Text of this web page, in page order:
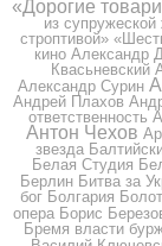
«Дорогие
из супружеской
строптивой»
кино Александр
Квасьневский
Александр Сурин
Андрей Плахов
ответственность
Антон Чехов
звезда
Белая Студия
Берлин Битва за
бог Болгария
опера Борис
Бремя власти